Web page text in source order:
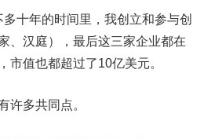
十年的时间里，我创立和参与创
、汉庭），最后这三家企业都在
市值也都超过了10亿美元。
许多共同点。